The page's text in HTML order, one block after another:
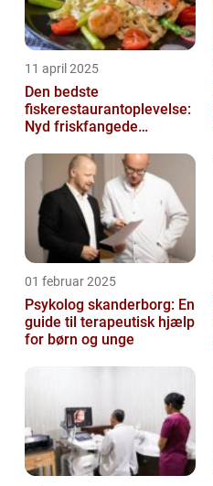
11 april 2025
Den bedste
fiskerestaurantoplevelse:
Nyd friskfangede
01 februar 2025
Psykolog skanderborg: En
guide til terapeutisk hjælp
for børn og unge